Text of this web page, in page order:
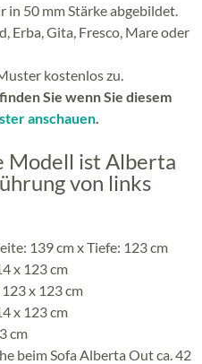
in 50 mm Stärke abgebildet.
Erba, Gita, Fresco, Mare oder
kostenlos zu.
Sie wenn Sie diesem
anschauen.
Modell ist Alberta
von links
139 cm x Tiefe: 123 cm
x 123 cm
x 123 cm
x 123 cm
cm
beim Sofa Alberta Out ca. 42